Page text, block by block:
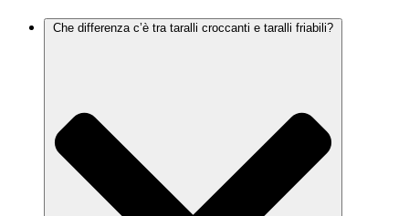
Che differenza c’è tra taralli croccanti e taralli friabili?